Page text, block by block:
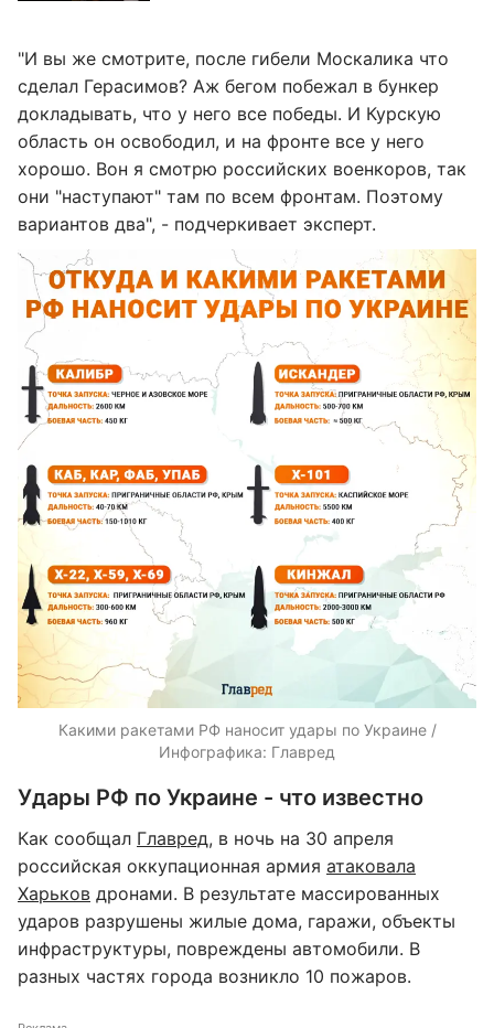
"И вы же смотрите, после гибели Москалика что
сделал Герасимов? Аж бегом побежал в бункер
докладывать, что у него все победы. И Курскую
область он освободил, и на фронте все у него
хорошо. Вон я смотрю российских военкоров, так
они "наступают" там по всем фронтам. Поэтому
вариантов два", - подчеркивает эксперт.
Какими ракетами РФ наносит удары по Украине /
Инфографика: Главред
Удары РФ по Украине - что известно
Как сообщал Главред, в ночь на 30 апреля
российская оккупационная армия атаковала
Харьков дронами. В результате массированных
ударов разрушены жилые дома, гаражи, объекты
инфраструктуры, повреждены автомобили. В
разных частях города возникло 10 пожаров.